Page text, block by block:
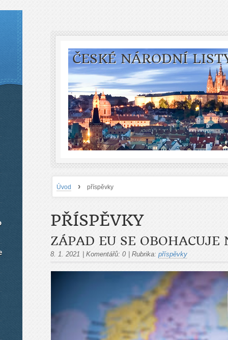
ČESKÉ NÁRODNÍ
Úvod › příspěvky
PŘÍSPĚVKY
ZÁPAD EU SE OBOHACUJE
8. 1. 2021 Komentářů: 0 Rubrika: příspěvky